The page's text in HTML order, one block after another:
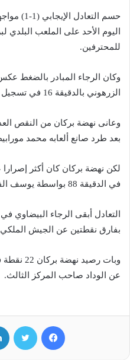
حسم
اليوم الأحد على الملعب البلدي
للمحترفين.
وكان الرجاء المبادر بالضغط
الزرهوني بالدقيقة 16 في تسجيل الهدف الأول.
وعانى نهضة بركان من النقص
بعد طرد صانع ألعابه محمد
لكن نهضة بركان كان أكثر إصرارا
في الدقيقة 88 بواسطة يوسف الفحلي.
بفارق نقطتين عن الجيش
وبات
عن الوداد صاحب المركز الثالث.
فيسبوك